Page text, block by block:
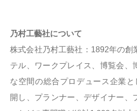
乃村工藝社について
株式会社乃村工藝社：1892年の創
テル、ワークプレイス、博覧会、
な空間の総合プロデュース企業
開し、プランナー、デザイナー、